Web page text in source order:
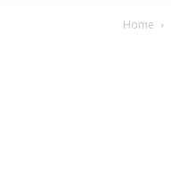
Home